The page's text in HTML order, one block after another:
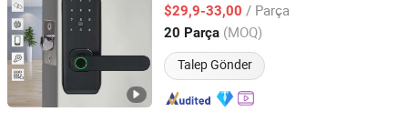
$29,9-33,00 / Parça
20 Parça (MOQ)
Talep Gönder
Fujian, China Fiyat 2022